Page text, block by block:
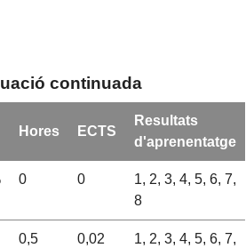
continuada
Hores ECTS
Resultats
d'aprenentatge
0 0
1, 2, 3, 4, 5, 6, 7,
8
0,5 0,02
1, 2, 3, 4, 5, 6, 7,